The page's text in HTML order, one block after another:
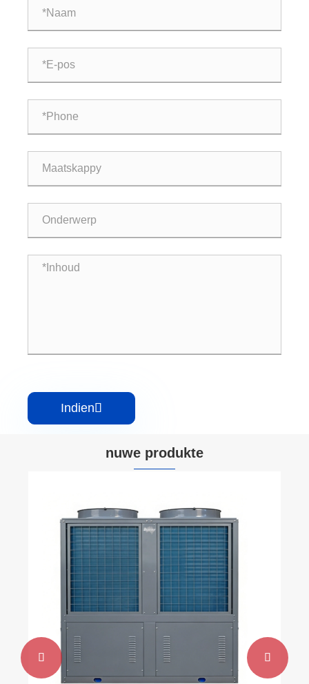
Indien
nuwe produkte
 